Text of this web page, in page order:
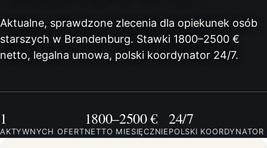
Aktualne, sprawdzone zlecenia dla opiekunek osób
starszych w Brandenburg. Stawki 1800–2500 €
netto, legalna umowa, polski koordynator 24/7.
1
AKTYWNYCH OFERT
1800–2500 €
NETTO MIESIĘCZNIE
24/7
POLSKI KOORDYNATOR